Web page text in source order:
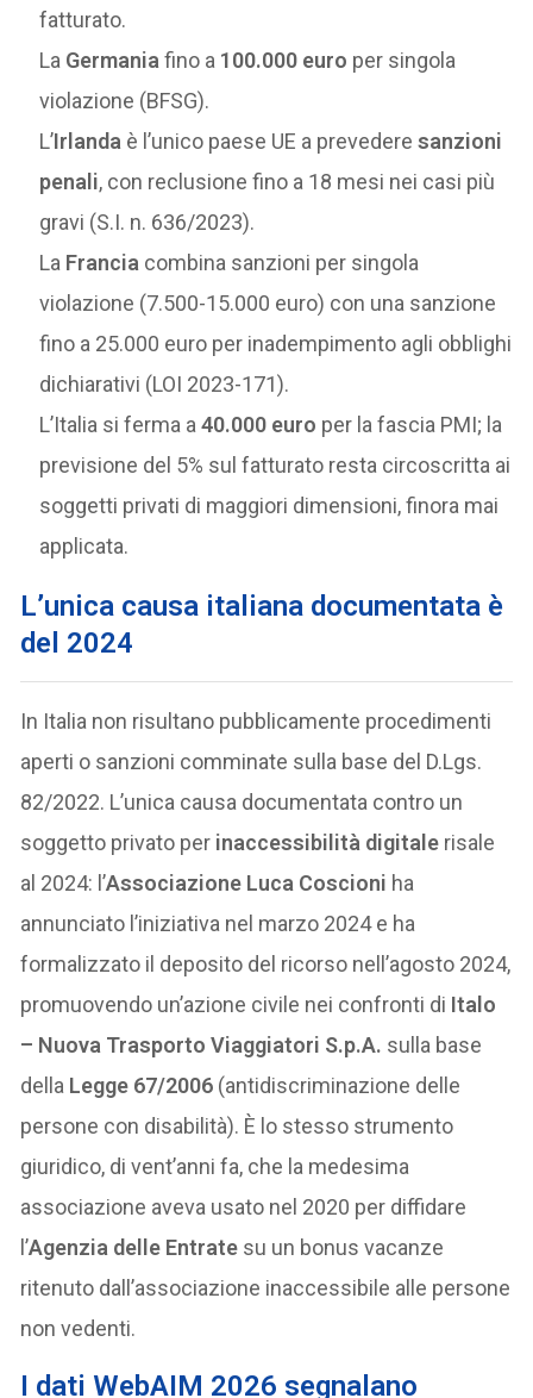
fatturato.
La Germania fino a 100.000 euro per singola
violazione (BFSG).
L’Irlanda è l’unico paese UE a prevederesanzioni
penali, con reclusione fino a 18 mesi nei casi più
gravi (S.I. n. 636/2023).
La Francia combina sanzioni per singola
violazione (7.500-15.000 euro) con una sanzione
fino a 25.000 euro per inadempimento agli obblighi
dichiarativi (LOI 2023-171).
L’Italia si ferma a40.000 euro per la fascia PMI; la
previsione del 5% sul fatturato resta circoscritta ai
soggetti privati di maggiori dimensioni, finora mai
applicata.
L’unica causa italiana documentata è
del 2024
In Italia non risultano pubblicamente procedimenti
aperti o sanzioni comminate sulla base del D.Lgs.
82/2022. L’unica causa documentata contro un
soggetto privato per inaccessibilità digitale risale
al 2024: l’Associazione Luca Coscioni ha
annunciato l’iniziativa nel marzo 2024 e ha
formalizzato il deposito del ricorso nell’agosto 2024,
promuovendo un’azione civile nei confronti di Italo
– Nuova Trasporto Viaggiatori S.p.A. sulla base
della Legge 67/2006 (antidiscriminazione delle
persone con disabilità). È lo stesso strumento
giuridico, di vent’anni fa, che la medesima
associazione aveva usato nel 2020 per diffidare
l’Agenzia delle Entrate su un bonus vacanze
ritenuto dall’associazione inaccessibile alle persone
non vedenti.
I dati WebAIM 2026 segnalano